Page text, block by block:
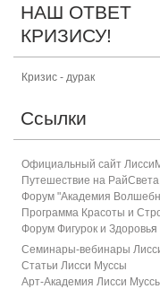
НАШ ОТВЕТ
КРИЗИСУ!
Кризис - дурак
Ссылки
Официальный сайт
Путешествие на РайСвета
Форум "Академия
Программа Красоты и
Форум Фигурок и Здоровья
Семинары-вебинары
Статьи Лисси Муссы
Арт-Академия Лисси